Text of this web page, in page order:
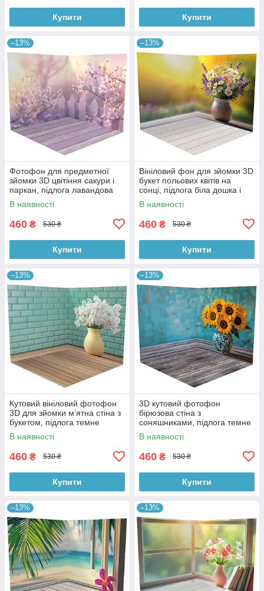
Купити Купити
–13%
Фотофон для предметної
зйомки 3D цвітіння сакури і
паркан, підлога лавандова
дошка і дерево, 50×50 см,
№58616
В наявності
460 ₴ 530 ₴
Купити
–13%
Вініловий фон для зйомки 3D
букет польових квітів на
сонці, підлога біла дошка і
тепле дерево, 50×50 см,
№58617
В наявності
460 ₴ 530 ₴
Купити
–13%
Кутовий вініловий фотофон
3D для зйомки мʼятна стіна з
букетом, підлога темне
дерево, 50×50 см, №58620
В наявності
460 ₴ 530 ₴
Купити
–13%
3D кутовий фотофон
бірюзова стіна з
соняшниками, підлога темне
дерево і блакитні дошки,
50×50 см, №58628
В наявності
460 ₴ 530 ₴
Купити
–13% –13%